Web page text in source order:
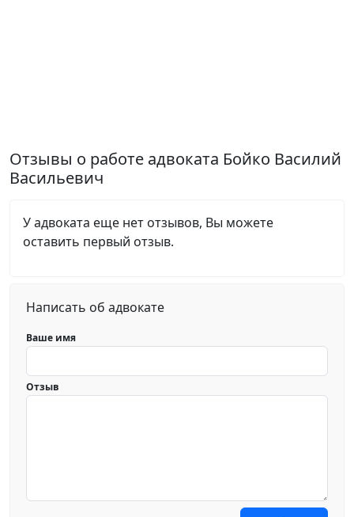
Отзывы о работе адвоката Бойко Василий
Васильевич
У адвоката еще нет отзывов, Вы можете
оставить первый отзыв.
Написать об адвокате
Ваше имя
Отзыв